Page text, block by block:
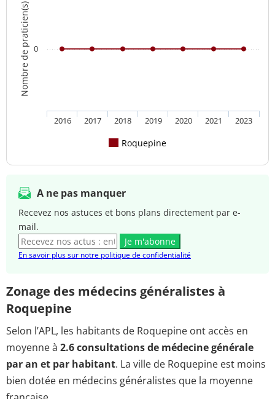
Nombre de praticien(s)
Roquepine
2016 2017 2018 2019 2020 2021 2023
0
A ne pas manquer
Recevez nos astuces et bons plans directement par e-
mail.
Je m'abonne
En savoir plus sur notre politique de confidentialité
Zonage des médecins généralistes à
Roquepine
Selon l’APL, les habitants de Roquepine ont accès en
moyenne à 2.6 consultations de médecine générale
par an et par habitant. La ville de Roquepine est moins
bien dotée en médecins généralistes que la moyenne